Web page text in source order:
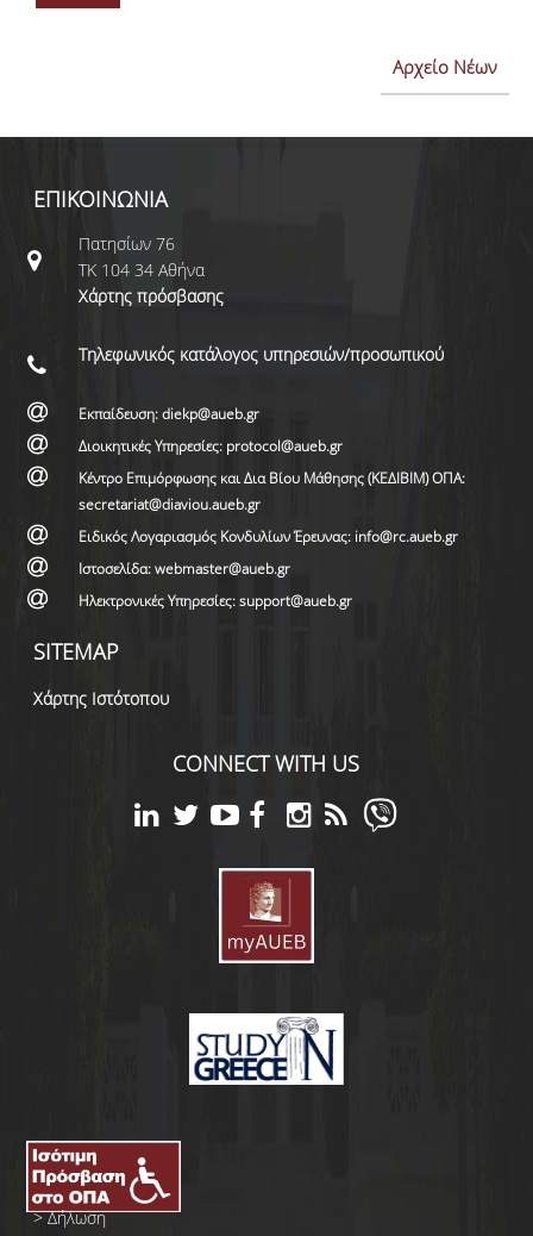
Αρχείο Νέων
ΕΠΙΚΟΙΝΩΝΙΑ
Πατησίων 76
ΤΚ 104 34 Αθήνα
Χάρτης πρόσβασης
Τηλεφωνικός κατάλογος υπηρεσιών/προσωπικού
Εκπαίδευση: diekp@aueb.gr
Διοικητικές Υπηρεσίες: protocol@aueb.gr
Κέντρο Επιμόρφωσης και Δια Βίου Μάθησης (ΚΕΔΙΒΙΜ) ΟΠΑ:
secretariat@diaviou.aueb.gr
Ειδικός Λογαριασμός Κονδυλίων Έρευνας: info@rc.aueb.gr
Ιστοσελίδα: webmaster@aueb.gr
Ηλεκτρονικές Υπηρεσίες: support@aueb.gr
SITEMAP
Χάρτης Ιστότοπου
CONNECT WITH US
>Δήλωση